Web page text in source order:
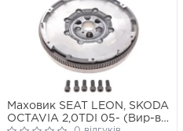
Маховик SEAT LEON, SKODA
OCTAVIA 2,0TDI 05- (Вир-во